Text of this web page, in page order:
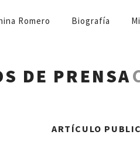
Romero Biografía
DE PRENSA
ARTÍCULO